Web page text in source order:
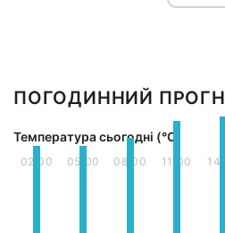
ПОГОДИННИЙ
Температура сьогодні (°С)
02:00 05:00 08:00 11:00